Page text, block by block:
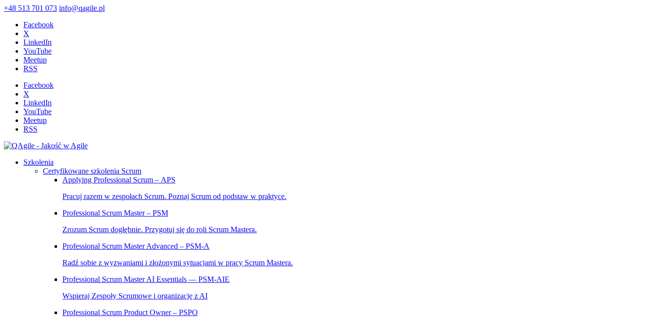
+48 513 701 073 info@qagile.pl
Facebook
X
LinkedIn
YouTube
Meetup
RSS
Facebook
X
LinkedIn
YouTube
Meetup
RSS
Szkolenia
Certyfikowane szkolenia Scrum
Applying Professional Scrum – APS
Pracuj razem w zespołach Scrum. Poznaj Scrum od podstaw w praktyce.
Professional Scrum Master – PSM
Zrozum Scrum dogłębnie. Przygotuj się do roli Scrum Mastera.
Professional Scrum Master Advanced – PSM‑A
Radź sobie z wyzwaniami i złożonymi sytuacjami w pracy Scrum Mastera.
Professional Scrum Master AI Essentials — PSM-AIE
Wspieraj Zespoły Scrumowe i organizację z AI
Professional Scrum Product Owner – PSPO